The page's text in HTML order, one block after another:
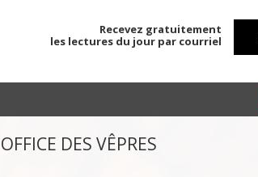
Recevez gratuitement
les lectures du jour par courriel
OFFICE DES VÊPRES